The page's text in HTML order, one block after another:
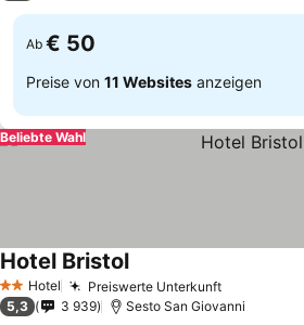
Ab € 50
Preise von 11 Websites anzeigen
Beliebte Wahl
2 Sterne
Hotel Preiswerte Unterkunft
Hotel Bristol
5,3 3 939 Sesto San Giovanni